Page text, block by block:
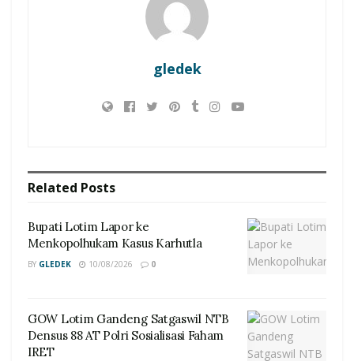
gledek
Related Posts
Bupati Lotim Lapor ke
Menkopolhukam Kasus Karhutla
BY GLEDEK 10/08/2026 0
GOW Lotim Gandeng Satgaswil NTB
Densus 88 AT Polri Sosialisasi Faham
IRET